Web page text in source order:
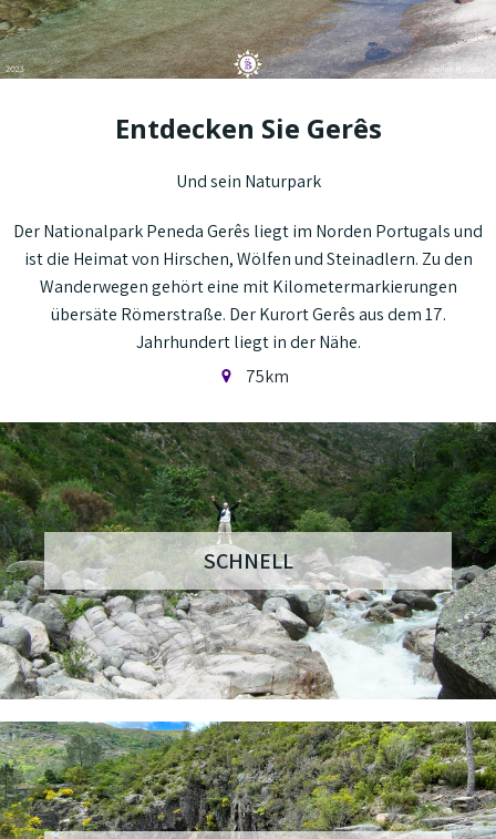
Entdecken Sie Gerês
Und sein Naturpark
Der Nationalpark Peneda Gerês liegt im Norden Portugals und
ist die Heimat von Hirschen, Wölfen und Steinadlern. Zu den
Wanderwegen gehört eine mit Kilometermarkierungen
übersäte Römerstraße. Der Kurort Gerês aus dem 17.
Jahrhundert liegt in der Nähe.
75km
SCHNELL